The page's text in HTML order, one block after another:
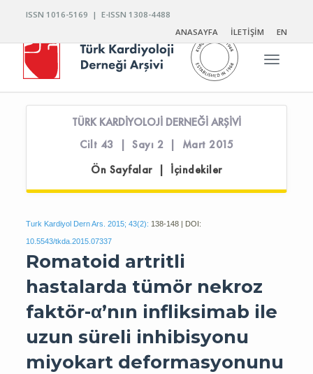
ISSN 1016-5169 | E-ISSN 1308-4488
ANASAYFA
İLETİŞİM EN
Toggle
TÜRK KARDİYOLOJİ DERNEĞİ ARŞİVİ
Cilt 43 | Sayı 2 | Mart 2015
Ön Sayfalar | İçindekiler
Turk Kardiyol Dern Ars. 2015; 43(2): 138-148 | DOI:
10.5543/tkda.2015.07337
Romatoid artritli
hastalarda tümör nekroz
faktör-α’nın infliksimab ile
uzun süreli inhibisyonu
miyokart deformasyonunu